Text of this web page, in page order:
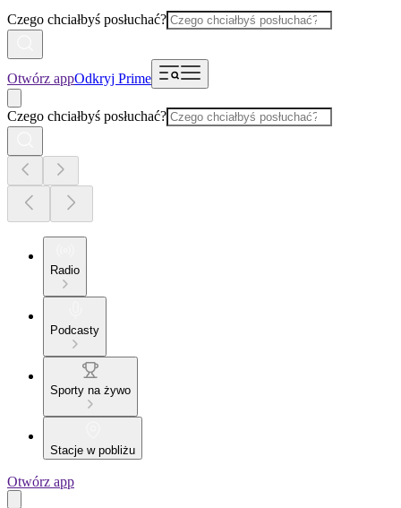
Czego chciałbyś posłuchać?
Otwórz appOdkryj Prime
Czego chciałbyś posłuchać?
Radio
Podcasty
Sporty na żywo
Stacje w pobliżu
Otwórz app